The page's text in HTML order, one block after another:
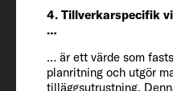
4. Tillverkarspecifik
…
… är ett värde som
planritning och utgör
tilläggsutrustning.
Tillåtna sittplatser
Chassi / motor /